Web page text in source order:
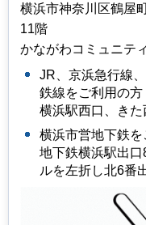
横浜市神奈川区鶴屋
11階
かながわコミュニテ
JR、京浜急行線
鉄線をご利用の方
横浜駅西口、き
横浜市営地下鉄
地下鉄横浜駅出
ルを左折し北6番